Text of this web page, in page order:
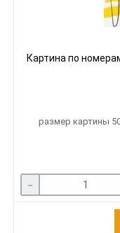
Картина по
размер картины
-